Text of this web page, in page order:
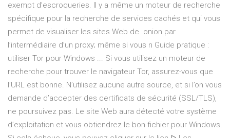
exempt d’escroqueries. Il y a même un moteur de recherche
spécifique pour la recherche de services cachés et qui vous
permet de visualiser les sites Web de .onion par
l’intermédiaire d’un proxy; même si vous n Guide pratique :
utiliser Tor pour Windows ... Si vous utilisez un moteur de
recherche pour trouver le navigateur Tor, assurez-vous que
l’URL est bonne. N’utilisez aucune autre source, et si l’on vous
demande d’accepter des certificats de sécurité (SSL/TLS),
ne poursuivez pas. Le site Web aura détecté votre système
d’exploitation et vous obtiendrez le bon fichier pour Windows.